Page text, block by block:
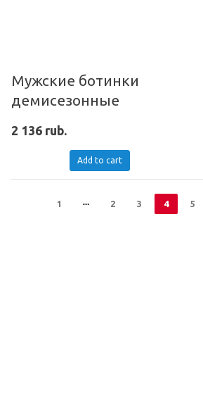
Мужские ботинки
демисезонные
2 136 rub.
Add to cart
1 2 3 4 5